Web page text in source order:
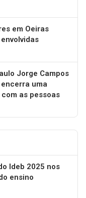
em Oeiras
Jorge Campos
uma
as pessoas
Ideb 2025 nos
ensino